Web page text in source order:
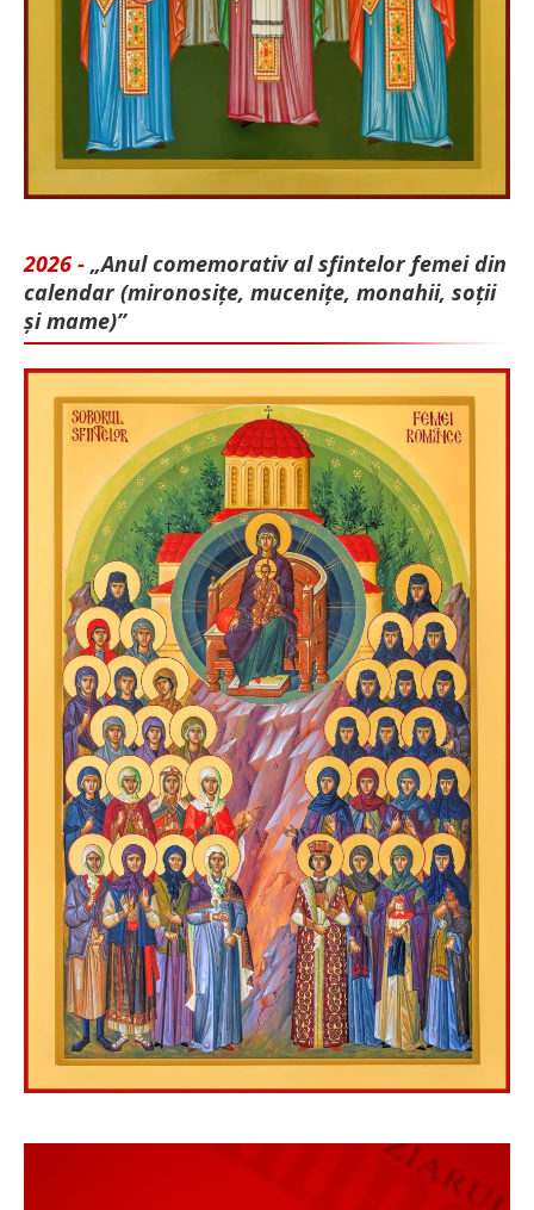
2026 - „Anul comemorativ al sfintelor femei din
calendar (mironosițe, mu­cenițe, monahii, soții
și mame)”